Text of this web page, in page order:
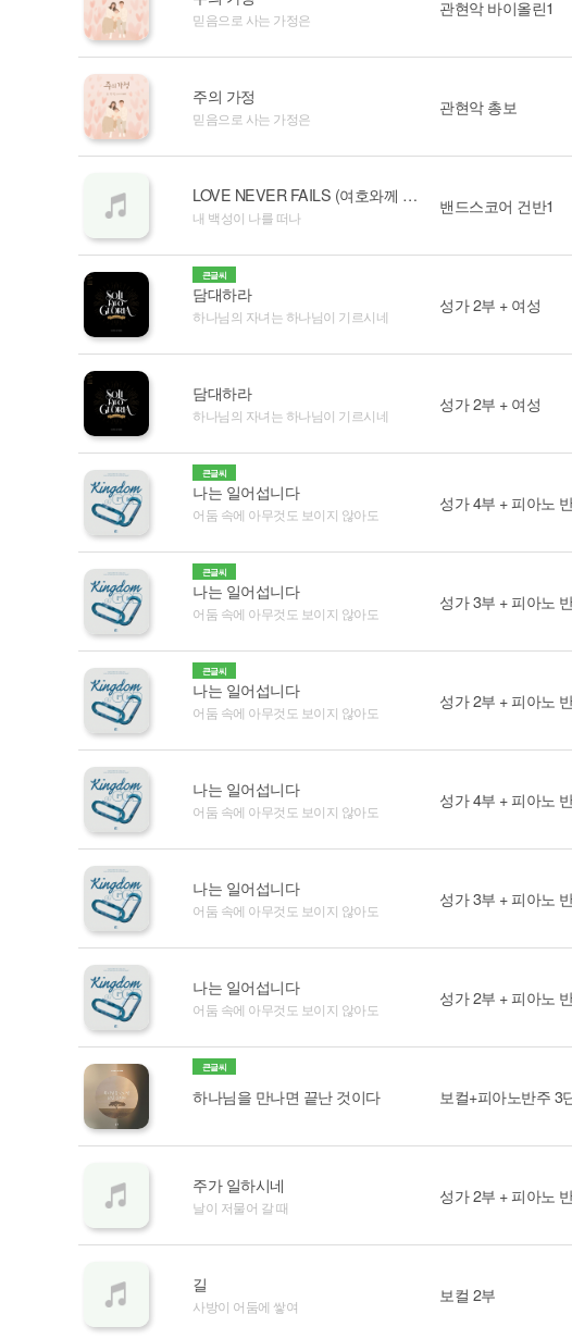
믿음으로 사는 가정은
관현악 바이올린1
주의 가정
믿음으로 사는 가정은
관현악 총보
LOVE NEVER FAILS (여호와께 돌아가자)
내 백성이 나를 떠나
밴드스코어 건반1
큰글씨
담대하라
하나님의 자녀는 하나님이 기르시네
성가 2부 + 여성
담대하라
하나님의 자녀는 하나님이 기르시네
성가 2부 + 여성
큰글씨
나는 일어섭니다
어둠 속에 아무것도 보이지 않아도
성가 4부 + 피아노
큰글씨
나는 일어섭니다
어둠 속에 아무것도 보이지 않아도
성가 3부 + 피아노
큰글씨
나는 일어섭니다
어둠 속에 아무것도 보이지 않아도
성가 2부 + 피아노
나는 일어섭니다
어둠 속에 아무것도 보이지 않아도
성가 4부 + 피아노
나는 일어섭니다
어둠 속에 아무것도 보이지 않아도
성가 3부 + 피아노
나는 일어섭니다
어둠 속에 아무것도 보이지 않아도
성가 2부 + 피아노
큰글씨
하나님을 만나면 끝난 것이다 보컬+피아노반주 3
주가 일하시네
날이 저물어 갈 때
성가 2부 + 피아노
길
사방이 어둠에 쌓여
보컬 2부